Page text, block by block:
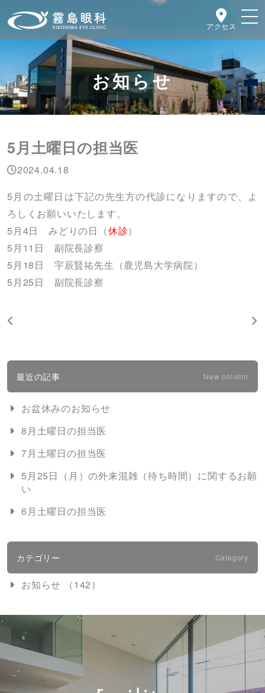
アクセス
お知らせ
5月土曜日の担当医
2024.04.18
5月の土曜日は下記の先生方の代診になりますので、よ
ろしくお願いいたします。
5月4日 みどりの日（休診）
5月11日 副院長診察
5月18日 宇辰賢祐先生（鹿児島大学病院）
5月25日 副院長診察
最近の記事 New column
お盆休みのお知らせ
8月土曜日の担当医
7月土曜日の担当医
5月25日（月）の外来混雑（待ち時間）に関するお願
い
6月土曜日の担当医
カテゴリー Category
お知らせ （142）